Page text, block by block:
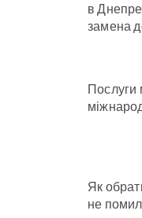
в
замена
Послуги
Як
не